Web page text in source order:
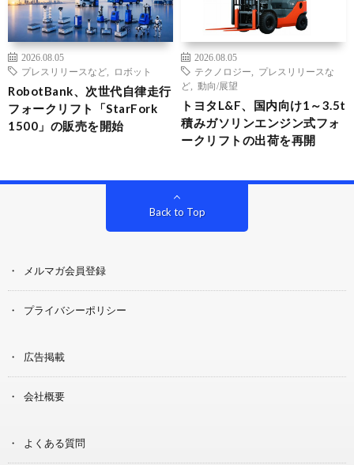
2026.08.05
プレスリリースなど
ロボット
RobotBank、次世代自律走行
フォークリフト「StarFork
1500」の販売を開始
2026.08.05
テクノロジー
プレスリリースな
ど
動向/展望
トヨタL&F、国内向け1～3.5t
積みガソリンエンジン式フォ
ークリフトの出荷を再開
Back to Top
メルマガ会員登録
プライバシーポリシー
広告掲載
会社概要
よくある質問